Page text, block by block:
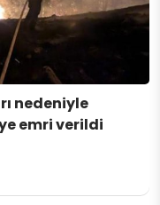
nedeniyle
emri verildi